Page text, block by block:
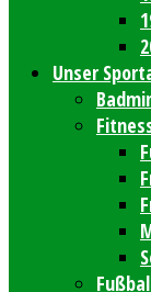
Unser